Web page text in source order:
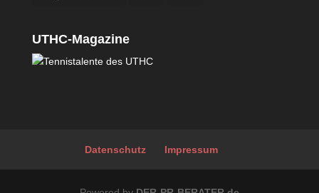
UTHC-Magazine
Datenschutz Impressum